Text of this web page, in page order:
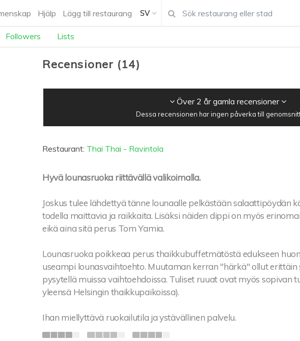
Hjälp Lägg till restaurang SV
Followers Lists
Recensioner (14)
Över 2 år gamla recensioner
Dessa recensionen har ingen påverka till
Restaurant: Thai Thai - Ravintola
Hyvä lounasruoka riittävällä valikoimalla.
Joskus tulee lähdettyä tänne lounaalle pelkästään salaattipöydän
todella maittavia ja raikkaita. Lisäksi näiden dippi on myös
eikä aina sitä perus Tom Yamia.
Lounasruoka poikkeaa perus thaikkubuffetmätöstä edukseen
useampi lounasvaihtoehto. Muutaman kerran "härkä" ollut erittäin
pysytellä muissa vaihtoehdoissa. Tuliset ruuat ovat myös sopivan
yleensä Helsingin thaikkupaikoissa).
Ihan miellyttävä ruokailutila ja ystävällinen palvelu.